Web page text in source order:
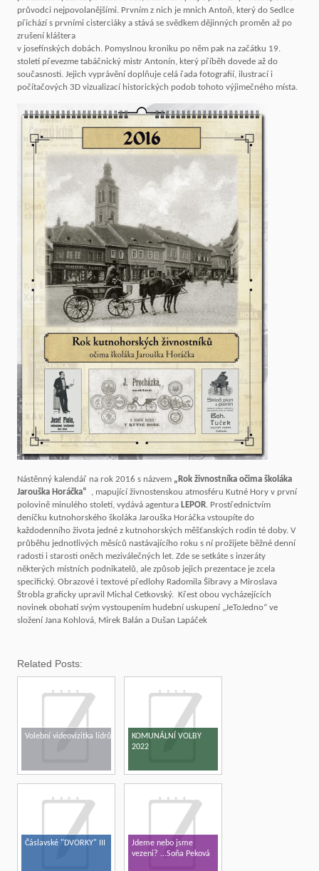
průvodci nejpovolanějšími. Prvním z nich je mnich Antoň, který do Sedlce
přichází s prvními cisterciáky a stává se svědkem dějinných proměn až po
zrušení kláštera
v josefínských dobách. Pomyslnou kroniku po něm pak na začátku 19.
století převezme tabáčnický mistr Antonín, který příběh dovede až do
současnosti. Jejich vyprávění doplňuje celá řada fotografií, ilustrací i
počítačových 3D vizualizací historických podob tohoto výjimečného místa.
Nástěnný kalendář na rok 2016 s názvem „Rok živnostníka očima školáka
Jarouška Horáčka“ , mapující živnostenskou atmosféru Kutné Hory v první
polovině minulého století, vydává agenturaLEPOR. Prostřednictvím
deníčku kutnohorského školáka Jarouška Horáčka vstoupíte do
každodenního života jedné z kutnohorských měšťanských rodin té doby. V
průběhu jednotlivých měsíců nastávajícího roku s ní prožijete běžné denní
radosti i starosti oněch meziválečných let. Zde se setkáte s inzeráty
některých místních podnikatelů, ale způsob jejich prezentace je zcela
specifický. Obrazové i textové předlohy Radomila Šibravy a Miroslava
Štrobla graficky upravil Michal Cetkovský. Křest obou vycházejících
novinek obohatí svým vystoupením hudební uskupení „JeToJedno“ ve
složení Jana Kohlová, Mirek Balán a Dušan Lapáček
Related Posts:
Volební videovizitka lídrů
KOMUNÁLNÍ VOLBY
2022
Čáslavské "DVORKY" III
Jdeme nebo jsme
vezeni? ...Soňa Peková